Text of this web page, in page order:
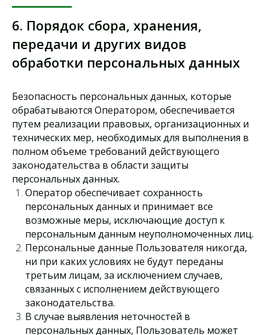
6. Порядок сбора, хранения,
передачи и других видов
обработки персональных данных
Безопасность персональных данных, которые
обрабатываются Оператором, обеспечивается
путем реализации правовых, организационных и
технических мер, необходимых для выполнения в
полном объеме требований действующего
законодательства в области защиты
персональных данных.
Оператор обеспечивает сохранность
персональных данных и принимает все
возможные меры, исключающие доступ к
персональным данным неуполномоченных лиц.
Персональные данные Пользователя никогда,
ни при каких условиях не будут переданы
третьим лицам, за исключением случаев,
связанных с исполнением действующего
законодательства.
В случае выявления неточностей в
персональных данных, Пользователь может
Мы делаем
будущее
Контакты
8 (800) 505-70-43
box@infosmit.ru
г. Санкт-Петербург, Кронштадт,
пр. Ленина, д. 16, к. 1, оф. 215-219
безопасным